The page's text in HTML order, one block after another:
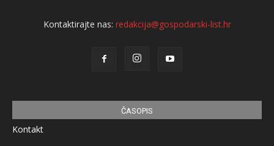
Kontaktirajte nas: redakcija@gospodarski-list.hr
ČASOPIS
Kontakt